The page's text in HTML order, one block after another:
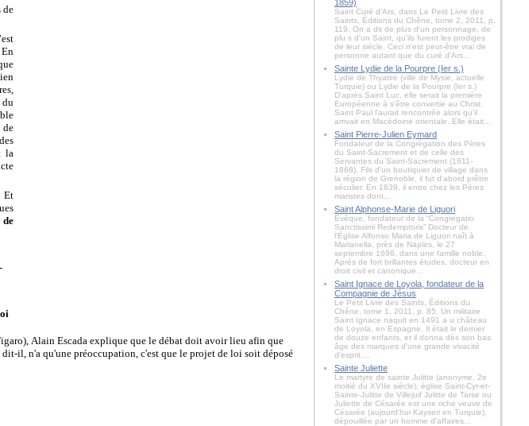
de
de
la
Et
de
Alain Escada explique que le débat doit avoir lieu afin que
dit-il, n'a qu'une préoccupation, c'est que le projet de loi soit déposé
1859)
Saint Curé d'Ars, dans Le Petit Livre des
Saints, Éditions du Chêne, tome 2, 2011, p.
119. On a dit de plus d'un personnage, de
plu s d'un Saint, qu'ils furent les prodiges
de leur siècle. Ceci n'est peut-être vrai de
personne autant que du curé d'Ars...
Sainte Lydie de la Pourpre (Ier s.)
Lydie de Thyatire (ville de Mysie, actuelle
Turquie) ou Lydie de la Pourpre (Ier s.)
D'après Saint Luc, elle serait la première
Européenne à s'être convertie au Christ.
Saint Paul l'aurait rencontrée alors qu'il
arrivait en Macédoine orientale. Elle était...
Saint Pierre-Julien Eymard
Fondateur de la Congrégation des Pères
du Saint-Sacrement et de celle des
Servantes du Saint-Sacrement (1811-
1868). Fils d'un boutiquier de village dans
la région de Grenoble, il fut d'abord prêtre
séculier. En 1839, il entre chez les Pères
maristes dont...
Saint Alphonse-Marie de Liguori
Évêque, fondateur de la “Congregatio
Sanctissimi Redemptoris” Docteur de
l'Église Alfonso Maria de Liguori naît à
Marianella, près de Naples, le 27
septembre 1696, dans une famille noble.
Après de fort brillantes études, docteur en
droit civil et canonique...
Saint Ignace de Loyola, fondateur de la
Compagnie de Jésus
Le Petit Livre des Saints, Éditions du
Chêne, tome 1, 2011, p. 85. Un militaire
Saint Ignace naquit en 1491 a u château
de Loyola, en Espagne. Il était le dernier
de douze enfants, et il donna dès son bas
âge des marques d'une grande vivacité
d'esprit....
Sainte Juliette
Le martyre de sainte Julitte (anonyme, 2e
moitié du XVIIe siècle), église Saint-Cyr-et-
Sainte-Julitte de Villejuif Julitte de Tarse ou
Juliette de Césarée est une riche veuve de
Césarée (aujourd'hui Kayseri en Turquie),
dépouillée par un homme d'affaires...